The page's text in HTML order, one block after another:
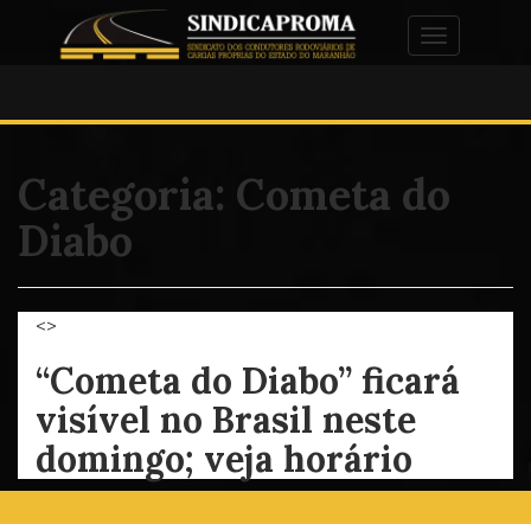
Alternar
Categoria: Cometa do
Diabo
<>
“Cometa do Diabo” ficará
visível no Brasil neste
domingo; veja horário